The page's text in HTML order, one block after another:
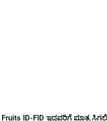
Fruits ID-FID ಇದ್ದವರಿಗೆ ಮಾತ್ರ